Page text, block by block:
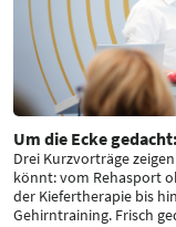
Um die Ecke
Drei Kurzvorträge
könnt: vom Rehasport
der Kiefertherapie bis
Gehirntraining. Frisch